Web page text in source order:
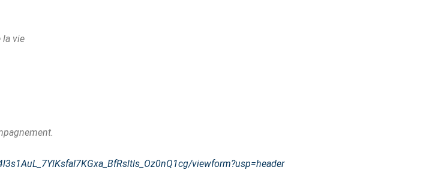
la vie
viewform?usp=header